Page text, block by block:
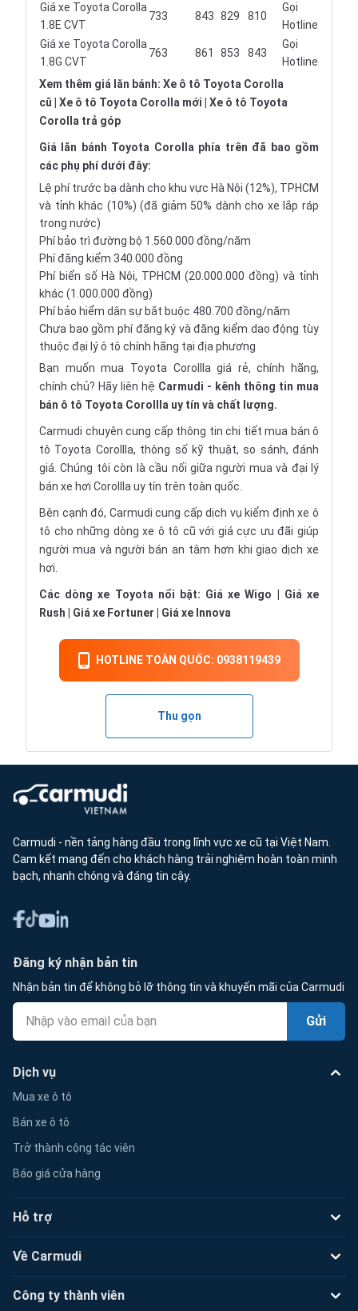
Giá xe Toyota Corolla
1.8E CVT
733 843 829 810
Gọi
Hotline
Giá xe Toyota Corolla
1.8G CVT
763 861 853 843
Gọi
Hotline
Xem thêm giá lăn bánh: Xe ô tô Toyota Corolla
cũ
Xe ô tô Toyota Corolla mới
Xe ô tô Toyota
Corolla trả góp
Giá lăn bánh Toyota Corollaphía trên đã bao gồm
các phụ phí dưới đây:
Lệ phí trước bạ dành cho khu vực Hà Nội (12%), TPHCM
và tỉnh khác (10%) (đã giảm 50% dành cho xe lắp ráp
trong nước)
Phí bảo trì đường bộ 1.560.000 đồng/năm
Phí đăng kiểm 340.000 đồng
Phí biển số Hà Nội, TPHCM (20.000.000 đồng) và tỉnh
khác (1.000.000 đồng)
Phí bảo hiểm dân sự bắt buộc 480.700 đồng/năm
Chưa bao gồm phí đăng ký và đăng kiểm dao động tùy
thuộc đại lý ô tô chính hãng tại địa phương
Bạn muốn mua Toyota Corollla giá rẻ, chính hãng,
chính chủ? Hãy liên hệ Carmudi - kênh thông tin mua
bán ô tô Toyota Corollla uy tín và chất lượng.
Carmudi chuyên cung cấp thông tin chi tiết mua bán ô
tô Toyota Corollla, thông số kỹ thuật, so sánh, đánh
giá. Chúng tôi còn là cầu nối giữa người mua và đại lý
bán xe hơi Corollla uy tín trên toàn quốc.
Bên cạnh đó, Carmudi cung cấp dịch vụ kiểm định xe ô
tô cho những dòngxe ô tô cũ với giá cực ưu đãi giúp
người mua và người bán an tâm hơn khi giao dịch xe
hơi.
Các dòng xe Toyota nổi bật: Giá xe Wigo
Giá xe
Rush
Giá xe Fortuner Giá xe Innova
HOTLINE TOÀN QUỐC: 0938119439
Thu gọn
Carmudi - nền tảng hàng đầu trong lĩnh vực xe cũ tại Việt Nam.
Cam kết mang đến cho khách hàng trải nghiệm hoàn toàn minh
bạch, nhanh chóng và đáng tin cậy.
Đăng ký nhận bản tin
Nhận bản tin để không bỏ lỡ thông tin và khuyến mãi của Carmudi
Gửi
Dịch vụ
Mua xe ô tô
Bán xe ô tô
Trở thành cộng tác viên
Báo giá cửa hàng
Hỗ trợ
Về Carmudi
Công ty thành viên